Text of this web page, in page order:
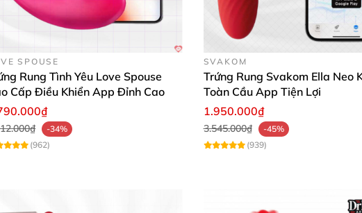
SPOUSE
Rung Tình Yêu Love Spouse
Cấp Điều Khiển App Đỉnh Cao
-34%
(962)
SVAKOM
Trứng Rung Svakom Ella Neo
Toàn Cầu App Tiện Lợi
1.950.000₫
3.545.000₫
-45%
(939)